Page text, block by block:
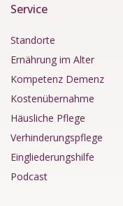
Service
Standorte
Ernährung im Alter
Kompetenz Demenz
Kostenübernahme
Häusliche Pflege
Verhinderungspflege
Eingliederungshilfe
Podcast